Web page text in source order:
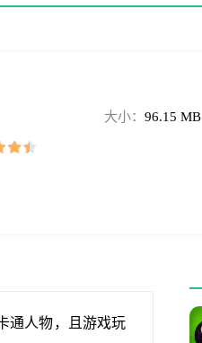
大小： 96.15 MB
通人物，且游戏玩